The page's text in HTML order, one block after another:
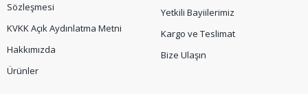
Sözleşmesi
KVKK Açık Aydınlatma Metni
Hakkımızda
Ürünler
Yetkili Bayiilerimiz
Kargo ve Teslimat
Bize Ulaşın